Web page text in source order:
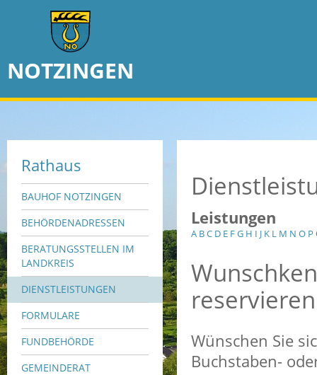
NOTZINGEN
Rathaus
BAUHOF NOTZINGEN
BEHÖRDENADRESSEN
BERATUNGSSTELLEN IM
LANDKREIS
DIENSTLEISTUNGEN
FORMULARE
FUNDBEHÖRDE
GEMEINDERAT
Leistungen
A BC D E FG H I J K L M N O P
reservieren
Wünschen Sie
Buchstaben-